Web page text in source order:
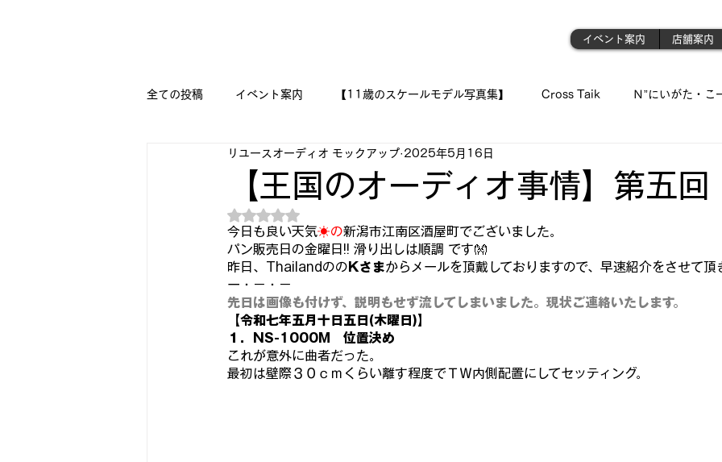
イベント案内 店舗案内
全ての投稿 イベント案内 【11歳のスケールモデル写真集】 Cross Taik Ｎ”にいがた・こ
【二刀流モデラー奮闘記】 Mockupの音波実習室!!
『今日は美術の時間です!!』 「シュウちゃんの部屋!!」 蓄音機
🔧メカニックの作品集 🔨
DESSAU PRAMO WORKS ジェット・モデルよ !! 空へ✈
【王国のオーディオ事情】第五回
リユースオーディオ モックアップ 2025年5月16日
5つ星のうちNaNと評価されています。
今日も良い天気☀の新潟市江南区酒屋町でございました。
パン販売日の金曜日!! 滑り出しは順調 です👐
昨日、Thailandのの Kさまからメールを頂戴しておりますので、早速紹介をさせて頂
ー・－・－
先日は画像も付けず、説明もせず流してしまいました。 現状ご連絡いたします。
【令和七年五月十日五日(木曜日)】
１．NS-1000M　位置決め
これが意外に曲者だった。
最初は壁際３０ｃｍくらい離す程度でＴＷ内側配置にしてセッティング。